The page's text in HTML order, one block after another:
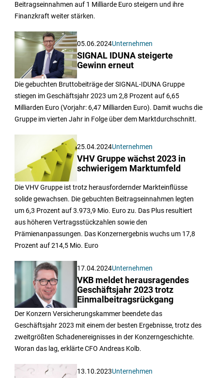
Beitragseinnahmen auf 1 Milliarde Euro steigern und ihre
Finanzkraft weiter stärken.
05.06.2024Unternehmen
SIGNAL IDUNA steigerte
Gewinn erneut
Die gebuchten Bruttobeiträge der SIGNAL-IDUNA Gruppe
stiegen im Geschäftsjahr 2023 um 2,8 Prozent auf 6,65
Milliarden Euro (Vorjahr: 6,47 Milliarden Euro). Damit wuchs die
Gruppe im vierten Jahr in Folge über dem Marktdurchschnitt.
25.04.2024Unternehmen
VHV Gruppe wächst 2023 in
schwierigem Marktumfeld
Die VHV Gruppe ist trotz herausfordernder Markteinflüsse
solide gewachsen. Die gebuchten Beitragseinnahmen legten
um 6,3 Prozent auf 3.973,9 Mio. Euro zu. Das Plus resultiert
aus höheren Vertragsstückzahlen sowie den
Prämienanpassungen. Das Konzernergebnis wuchs um 17,8
Prozent auf 214,5 Mio. Euro
17.04.2024Unternehmen
VKB meldet herausragendes
Geschäftsjahr 2023 trotz
Einmalbeitragsrückgang
Der Konzern Versicherungskammer beendete das
Geschäftsjahr 2023 mit einem der besten Ergebnisse, trotz des
zweitgrößten Schadenereignisses in der Konzerngeschichte.
Woran das lag, erklärte CFO Andreas Kolb.
13.10.2023Unternehmen